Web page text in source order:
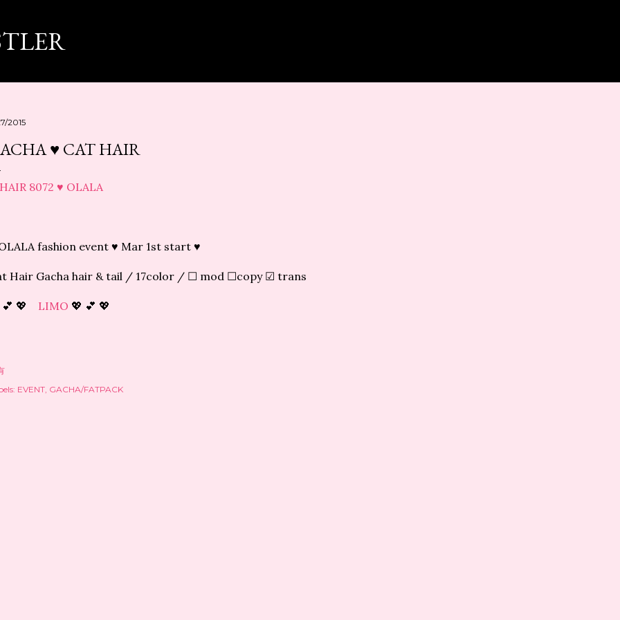
2015
♥ CAT HAIR
fashion event ♥ Mar 1st start ♥
Hair Gacha hair & tail / 17color / ☐ mod ☐copy ☑ trans
💕 💖 LIMO 💖 💕 💖
EVENT GACHA/FATPACK